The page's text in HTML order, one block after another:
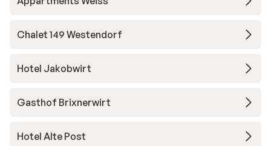
Chalet 149 Westendorf
Hotel Jakobwirt
Gasthof Brixnerwirt
Hotel Alte Post